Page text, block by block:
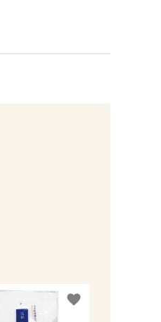
favorite